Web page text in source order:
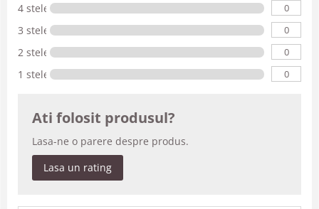
4 stele 0
3 stele 0
2 stele 0
1 stele 0
Ati folosit produsul?
Lasa-ne o parere despre produs.
Lasa un rating